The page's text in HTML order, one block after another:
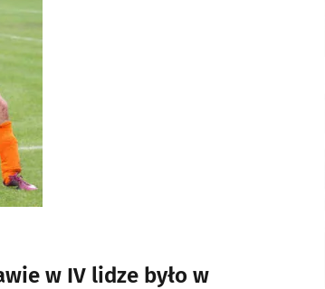
w IV lidze było w